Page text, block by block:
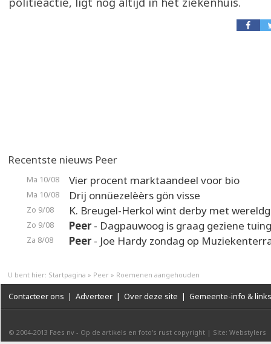
Recentste nieuws Peer
Ma 10/08 Vier procent marktaandeel voor bio
Ma 10/08 Drij onnüezelèèrs gön visse
Zo 9/08 K. Breugel-Herkol wint derby met
Zo 9/08 Peer- Dagpauwoog is graag geziene
Za 8/08 Peer- Joe Hardy zondag op
U bent hier: Startpagina » Peer » Roemenen aangehouden
Contacteer ons | Adverteer | Over deze site | Gemeente-info & links
© 2004-2013 Faes nv - Op de artikels en foto’s rust copyright | Site: Webstylers